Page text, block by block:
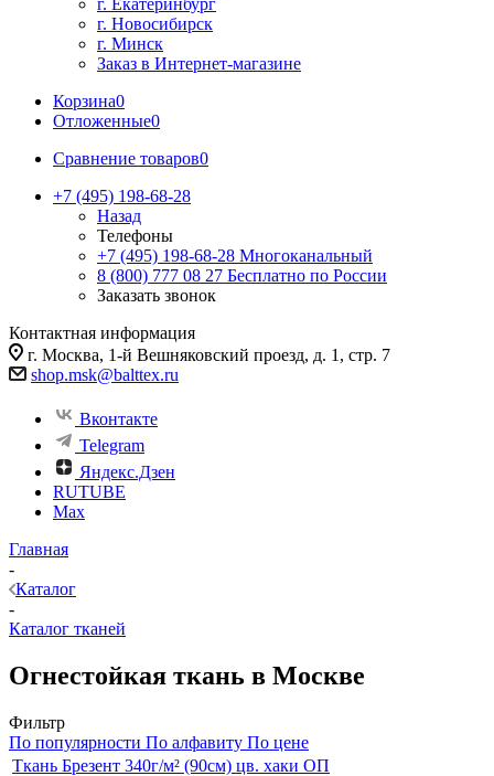
г. Екатеринбург
г. Новосибирск
г. Минск
Заказ в Интернет-магазине
Корзина0
Отложенные0
Сравнение товаров0
+7 (495) 198-68-28
Назад
Телефоны
+7 (495) 198-68-28 Многоканальный
8 (800) 777 08 27 Бесплатно по России
Заказать звонок
Контактная информация
г. Москва, 1-й Вешняковский проезд, д. 1, стр. 7
shop.msk@balttex.ru
Вконтакте
Telegram
Яндекс.Дзен
RUTUBE
Max
Главная
-
Каталог
-
Каталог тканей
Огнестойкая ткань в Москве
Фильтр
По популярности По алфавиту По цене
Ткань Брезент 340г/м² (90см) цв. хаки ОП